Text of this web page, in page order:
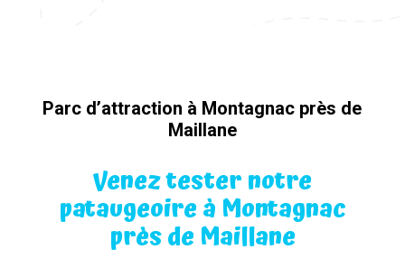
Parc d’attraction à Montagnac près de
Maillane
Venez tester notre
pataugeoire à Montagnac
près de Maillane